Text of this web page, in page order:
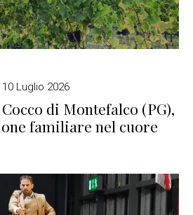
10 Luglio 2026
di Montefalco (PG),
familiare nel cuore